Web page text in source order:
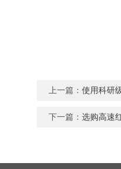
上一篇： 使用科研
下一篇： 选购高速红